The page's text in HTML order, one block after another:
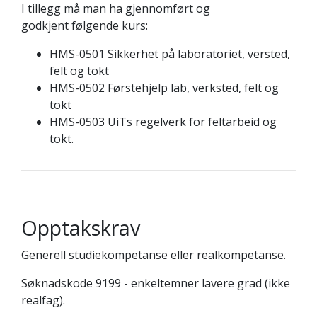
I tillegg må man ha gjennomført og
godkjent følgende kurs:
HMS-0501 Sikkerhet på laboratoriet, versted,
felt og tokt
HMS-0502 Førstehjelp lab, verksted, felt og
tokt
HMS-0503 UiTs regelverk for feltarbeid og
tokt.
Opptakskrav
Generell studiekompetanse eller realkompetanse.
Søknadskode 9199 - enkeltemner lavere grad (ikke
realfag).